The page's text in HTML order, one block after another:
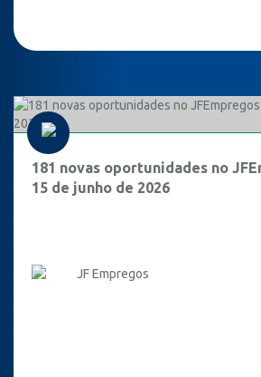
181 novas oportunidades no
15 de junho de 2026
JF Empregos